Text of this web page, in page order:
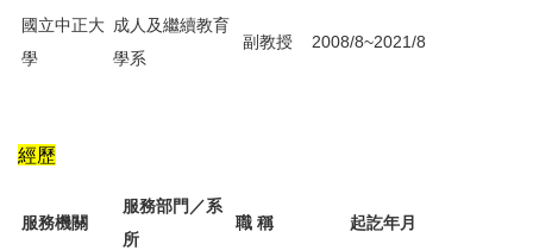
國立中正大
學
成人及繼續教育
學系
副教授 2008/8~2021/8
經歷
服務機關
服務部門／系
所
職 稱 起訖年月